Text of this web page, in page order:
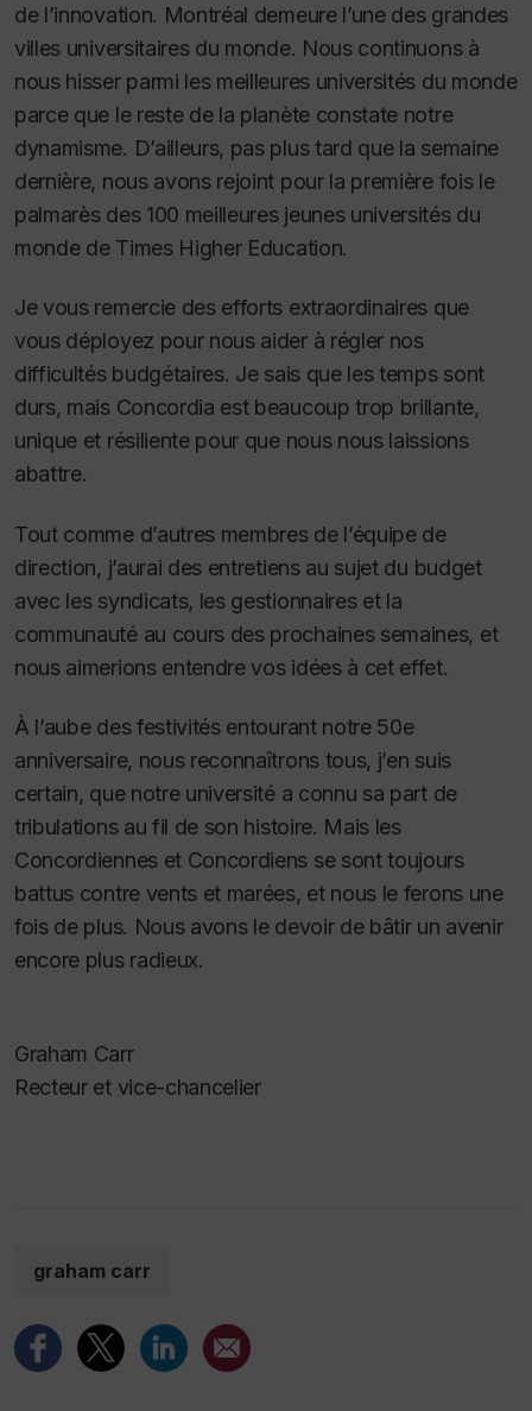
de l’innovation. Montréal demeure l’une des grandes
villes universitaires du monde. Nous continuons à
nous hisser parmi les meilleures universités du monde
parce que le reste de la planète constate notre
dynamisme. D’ailleurs, pas plus tard que la semaine
dernière, nous avons rejoint pour la première fois le
palmarès des 100 meilleures jeunes universités du
monde de Times Higher Education.
Je vous remercie des efforts extraordinaires que
vous déployez pour nous aider à régler nos
difficultés budgétaires. Je sais que les temps sont
durs, mais Concordia est beaucoup trop brillante,
unique et résiliente pour que nous nous laissions
abattre.
Tout comme d’autres membres de l’équipe de
direction, j’aurai des entretiens au sujet du budget
avec les syndicats, les gestionnaires et la
communauté au cours des prochaines semaines, et
nous aimerions entendre vos idées à cet effet.
À l’aube des festivités entourant notre 50e
anniversaire, nous reconnaîtrons tous, j’en suis
certain, que notre université a connu sa part de
tribulations au fil de son histoire. Mais les
Concordiennes et Concordiens se sont toujours
battus contre vents et marées, et nous le ferons une
fois de plus. Nous avons le devoir de bâtir un avenir
encore plus radieux.
Graham Carr
Recteur et vice-chancelier
graham carr